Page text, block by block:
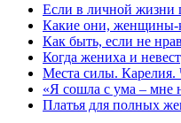
Если в личной жизни
Какие они, женщины-
Как быть, если не
Когда жениха и
Места силы. Карелия.
«Я сошла с ума – мне
Платья для полных